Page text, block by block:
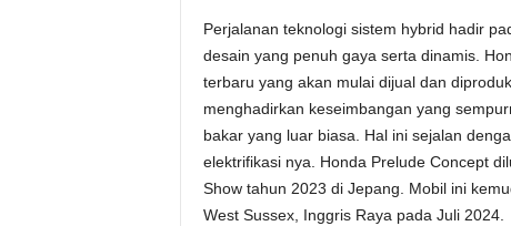
Perjalanan teknologi sistem hybrid hadir
desain yang penuh gaya serta dinamis.
terbaru yang akan mulai dijual dan
menghadirkan keseimbangan yang
bakar yang luar biasa. Hal ini sejalan
elektrifikasi nya. Honda Prelude Concept
Show tahun 2023 di Jepang. Mobil ini
West Sussex, Inggris Raya pada Juli 2024.